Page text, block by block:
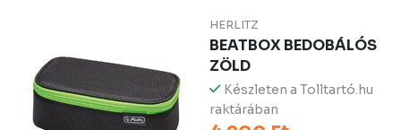
HERLITZ
BEATBOX BEDOBÁLÓS
ZÖLD
Készleten a Tolltartó.hu
raktárában